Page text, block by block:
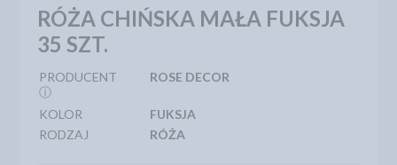
RÓŻA CHIŃSKA MAŁA FUKSJA
35 SZT.
PRODUCENT
ⓘ
ROSE DECOR
KOLOR
FUKSJA
RODZAJ
RÓŻA